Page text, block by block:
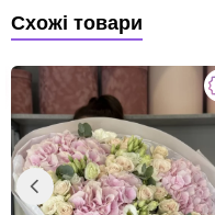
Схожі товари